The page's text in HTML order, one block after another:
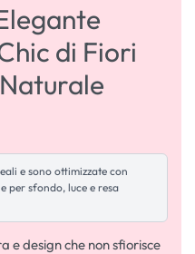
di Fiori
e sono ottimizzate con
per sfondo, luce e resa
e design che non sfiorisce